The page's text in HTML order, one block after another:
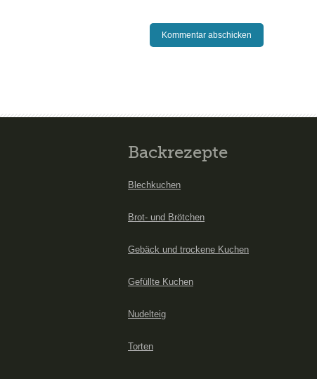
Backrezepte
Blechkuchen
Brot- und Brötchen
Gebäck und trockene Kuchen
Gefüllte Kuchen
Nudelteig
Torten